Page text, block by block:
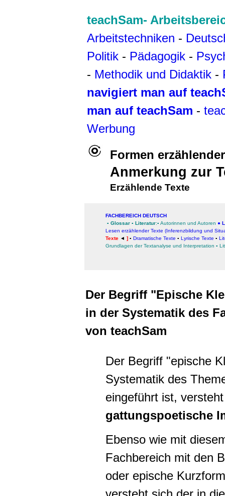
teachSam-
Arbeitstechniken -
Politik - Pädagogik -
- Methodik und Didaktik -
navigiert man auf
man auf teachSam -
Werbung
Formen
Anmerkung zur
Erzählende Texte
FACHBEREICH DEUTSCH
▪ Glossar ▪ Literatur:▪ Autorinnen und Autoren ●
Lesen erzählender Texte (Inferenzbildung und
Texte ◄ ] ▪ Dramatische Texte ▪ Lyrische Texte ▪
Grundlagen der Textanalyse und Interpretation ▪
Der Begriff "Epische
in der Systematik des
von teachSam
Der Begriff "epische
Systematik des
eingeführt ist,
gattungspoetische
Ebenso wie mit
Fachbereich mit den
oder epische